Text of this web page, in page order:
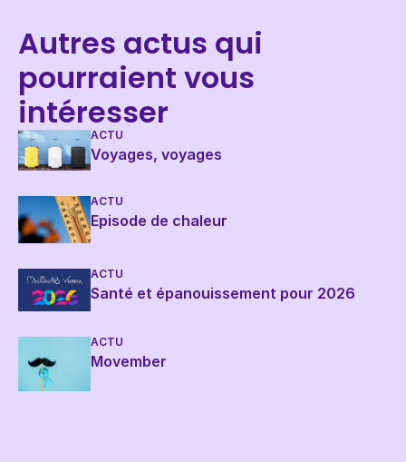
Autres actus qui
pourraient vous
intéresser
ACTU
Voyages, voyages
ACTU
Episode de chaleur
ACTU
Santé et épanouissement pour 2026
ACTU
Movember